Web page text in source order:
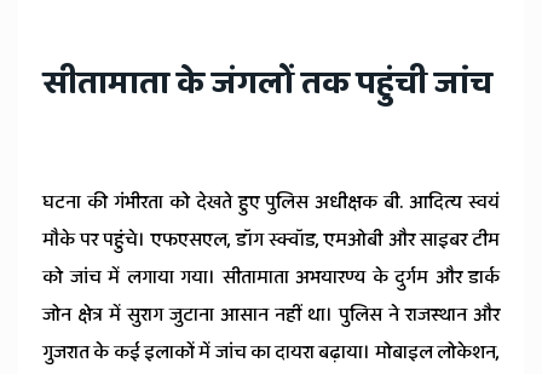
सीतामाता के जंगलों तक पहुंची जांच
घटना की गंभीरता को देखते हुए पुलिस अधीक्षक बी. आदित्य स्वयं
मौके पर पहुंचे। एफएसएल, डॉग स्क्वॉड, एमओबी और साइबर टीम
को जांच में लगाया गया। सीतामाता अभयारण्य के दुर्गम और डार्क
जोन क्षेत्र में सुराग जुटाना आसान नहीं था। पुलिस ने राजस्थान और
गुजरात के कई इलाकों में जांच का दायरा बढ़ाया। मोबाइल लोकेशन,